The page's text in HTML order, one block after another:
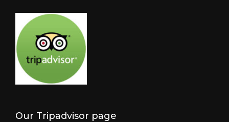
Our Tripadvisor page